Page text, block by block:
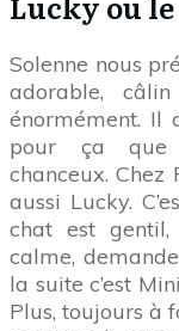
Solenne nous
adorable,
énormément. Il
pour ça que
chanceux. Chez
aussi Lucky.
chat est
calme,
la suite c’est
Plus, toujours à